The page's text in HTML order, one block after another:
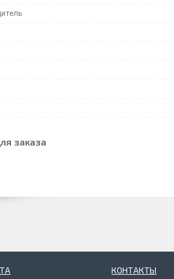
заказа
КОНТАКТЫ